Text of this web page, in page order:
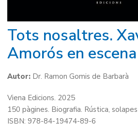
Tots nosaltres.
Amorós en escena
Autor: Dr. Ramon Gomis de Barbarà
Viena Edicions. 2025
150 pàgines. Biografia. Rústica, solapes
ISBN: 978-84-19474-89-6